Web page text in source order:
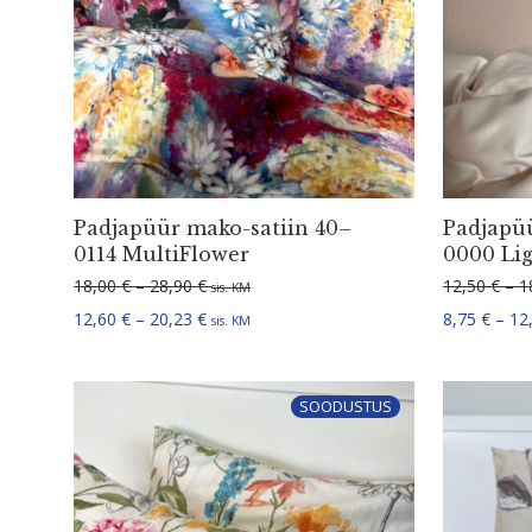
Padjapüür mako-satiin 40–
0114 MultiFlower
18,00€ – 28,90€Hinnavahemik: 18,00 € kuni 28,90 €
sis. KM
12,60 € – 20,23 €Hinnavahemik: 12,60 € kuni 20,23 €
sis. KM
0000
12,50€ –
8,75 € –
SOODUSTUS